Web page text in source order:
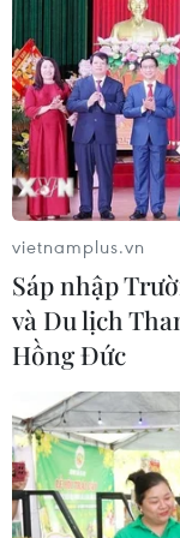
07/03/2023 12:51
Hà Vỹ Toàn - đối
cướp tại Phòng
Sacombank trên
Chí Minh đã ra
vietnamplus.vn
Sáp nhập
và Du lịch
Hồng Đức